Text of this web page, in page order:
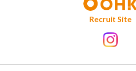
Recruit Site